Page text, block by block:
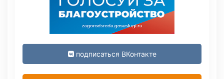
подписаться ВКонтакте